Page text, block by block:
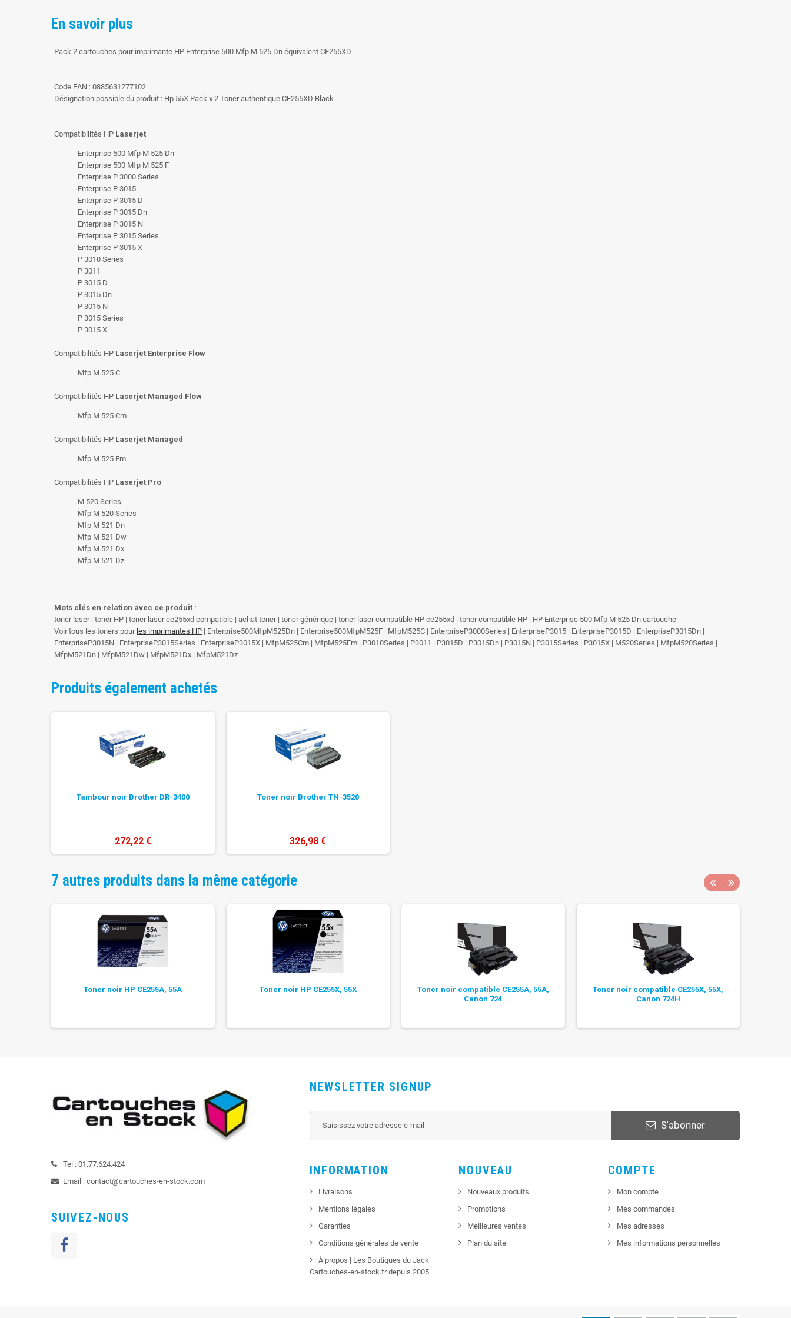
En savoir plus
Pack 2 cartouches pour imprimante HP Enterprise 500 Mfp M 525 Dn équivalent CE255XD
Code EAN : 0885631277102
Désignation possible du produit : Hp 55X Pack x 2 Toner authentique CE255XD Black
Compatibilités HP Laserjet
Enterprise 500 Mfp M 525 Dn
Enterprise 500 Mfp M 525 F
Enterprise P 3000 Series
Enterprise P 3015
Enterprise P 3015 D
Enterprise P 3015 Dn
Enterprise P 3015 N
Enterprise P 3015 Series
Enterprise P 3015 X
P 3010 Series
P 3011
P 3015 D
P 3015 Dn
P 3015 N
P 3015 Series
P 3015 X
Compatibilités HP Laserjet Enterprise Flow
Mfp M 525 C
Compatibilités HP Laserjet Managed Flow
Mfp M 525 Cm
Compatibilités HP Laserjet Managed
Mfp M 525 Fm
Compatibilités HP Laserjet Pro
M 520 Series
Mfp M 520 Series
Mfp M 521 Dn
Mfp M 521 Dw
Mfp M 521 Dx
Mfp M 521 Dz
Mots clés en relation avec ce produit :
toner laser | toner HP | toner laser ce255xd compatible | achat toner | toner générique | toner laser compatible HP ce255xd | toner compatible HP | HP Enterprise 500 Mfp M 525 Dn cartouche
Voir tous les toners pour les imprimantes HP | Enterprise500MfpM525Dn | Enterprise500MfpM525F | MfpM525C | EnterpriseP3000Series | EnterpriseP3015 | EnterpriseP3015D | EnterpriseP3015Dn |
EnterpriseP3015N | EnterpriseP3015Series | EnterpriseP3015X | MfpM525Cm | MfpM525Fm | P3010Series | P3011 | P3015D | P3015Dn | P3015N | P3015Series | P3015X | M520Series | MfpM520Series |
MfpM521Dn | MfpM521Dw | MfpM521Dx | MfpM521Dz
Produits également achetés
Tambour noir Brother DR-3400
272,22 €
Toner noir Brother TN-3520
326,98 €
7 autres produits dans la même catégorie
Toner noir HP CE255A, 55A Toner noir HP CE255X, 55X
Toner noir compatible CE255A, 55A,
Canon 724
Toner noir compatible CE255X, 55X,
Canon 724H
Tel : 01.77.624.424
Email : contact@cartouches-en-stock.com
SUIVEZ-NOUS
NEWSLETTER SIGNUP
S'abonner
INFORMATION
Livraisons
Mentions légales
Garanties
Conditions générales de vente
À propos | Les Boutiques du Jack –
Cartouches-en-stock.fr depuis 2005
NOUVEAU
Nouveaux produits
Promotions
Meilleures ventes
Plan du site
COMPTE
Mon compte
Mes commandes
Mes adresses
Mes informations personnelles